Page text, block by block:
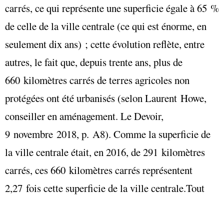
carrés, ce qui représente une superficie égale à 65 %
de celle de la ville centrale (ce qui est énorme, en
seulement dix ans) ; cette évolution reflète, entre
autres, le fait que, depuis trente ans, plus de
660 kilomètres carrés de terres agricoles non
protégées ont été urbanisés (selon Laurent Howe,
conseiller en aménagement. Le Devoir,
9 novembre 2018, p. A8). Comme la superficie de
la ville centrale était, en 2016, de 291 kilomètres
carrés, ces 660 kilomètres carrés représentent
2,27 fois cette superficie de la ville centrale.Tout